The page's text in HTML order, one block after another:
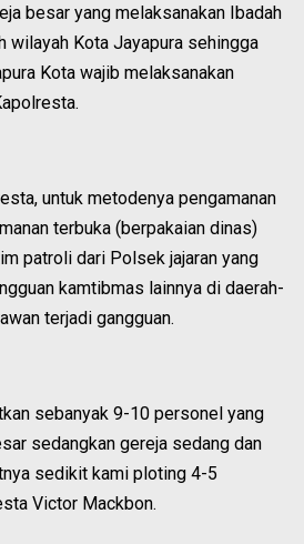
besar yang melaksanakan Ibadah
wilayah Kota Jayapura sehingga
Kota wajib melaksanakan
untuk metodenya pengamanan
terbuka (berpakaian dinas)
patroli dari Polsek jajaran yang
kamtibmas lainnya di daerah-
terjadi gangguan.
sebanyak 9-10 personel yang
sedangkan gereja sedang dan
sedikit kami ploting 4-5
Victor Mackbon.